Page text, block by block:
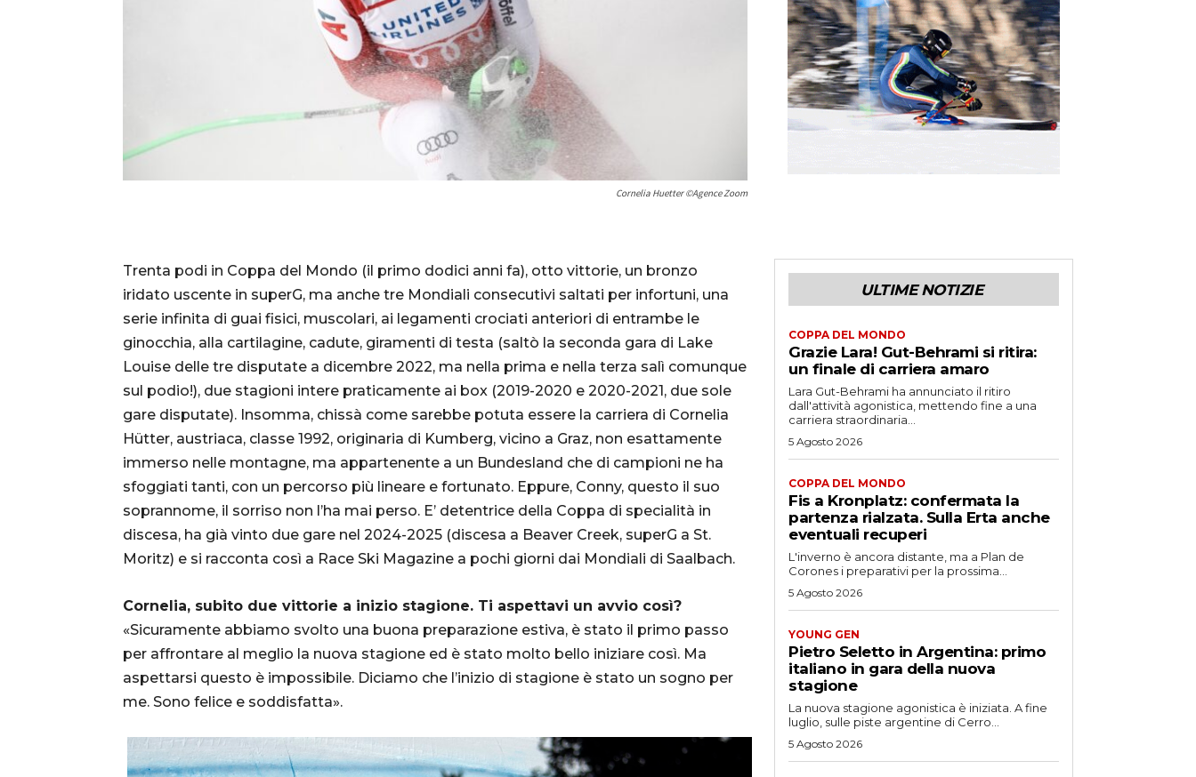
Cornelia Huetter ©Agence Zoom
Trenta podi in Coppa del Mondo (il primo dodici anni fa), otto vittorie, un bronzo
iridato uscente in superG, ma anche tre Mondiali consecutivi saltati per infortuni, una
serie infinita di guai fisici, muscolari, ai legamenti crociati anteriori di entrambe le
ginocchia, alla cartilagine, cadute, giramenti di testa (saltò la seconda gara di Lake
Louise delle tre disputate a dicembre 2022, ma nella prima e nella terza salì comunque
sul podio!), due stagioni intere praticamente ai box (2019-2020 e 2020-2021, due sole
gare disputate). Insomma, chissà come sarebbe potuta essere la carriera di Cornelia
Hütter, austriaca, classe 1992, originaria di Kumberg, vicino a Graz, non esattamente
immerso nelle montagne, ma appartenente a un Bundesland che di campioni ne ha
sfoggiati tanti, con un percorso più lineare e fortunato. Eppure, Conny, questo il suo
soprannome, il sorriso non l’ha mai perso. E’ detentrice della Coppa di specialità in
discesa, ha già vinto due gare nel 2024-2025 (discesa a Beaver Creek, superG a St.
Moritz) e si racconta così a Race Ski Magazine a pochi giorni dai Mondiali di Saalbach.
Cornelia, subito due vittorie a inizio stagione. Ti aspettavi un avvio così?
«Sicuramente abbiamo svolto una buona preparazione estiva, è stato il primo passo
per affrontare al meglio la nuova stagione ed è stato molto bello iniziare così. Ma
aspettarsi questo è impossibile. Diciamo che l’inizio di stagione è stato un sogno per
me. Sono felice e soddisfatta».
ULTIME NOTIZIE
COPPA DEL MONDO
Grazie Lara! Gut-Behrami si ritira:
un finale di carriera amaro
Lara Gut-Behrami ha annunciato il ritiro
dall'attività agonistica, mettendo fine a una
carriera straordinaria...
5 Agosto 2026
COPPA DEL MONDO
Fis a Kronplatz: confermata la
partenza rialzata. Sulla Erta anche
eventuali recuperi
L'inverno è ancora distante, ma a Plan de
Corones i preparativi per la prossima...
5 Agosto 2026
YOUNG GEN
Pietro Seletto in Argentina: primo
italiano in gara della nuova
stagione
La nuova stagione agonistica è iniziata. A fine
luglio, sulle piste argentine di Cerro...
5 Agosto 2026